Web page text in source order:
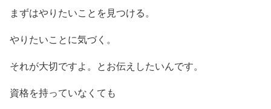
まずはやりたいことを見つける。
やりたいことに気づく。
それが大切ですよ。とお伝えしたいんです。
資格を持っていなくても